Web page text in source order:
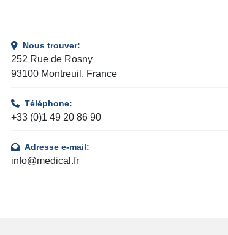
Nous trouver:
252 Rue de Rosny
93100 Montreuil, France
Téléphone:
+33 (0)1 49 20 86 90
Adresse e-mail:
info@medical.fr